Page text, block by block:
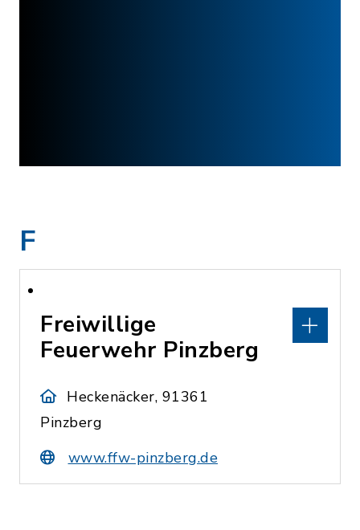
F
Freiwillige
Feuerwehr Pinzberg
Heckenäcker, 91361
Pinzberg
www.ffw-pinzberg.de